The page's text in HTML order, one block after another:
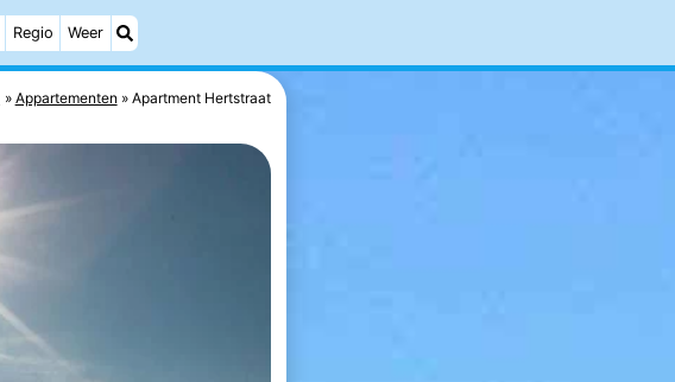
Regio Weer
Appartementen Apartment Hertstraat